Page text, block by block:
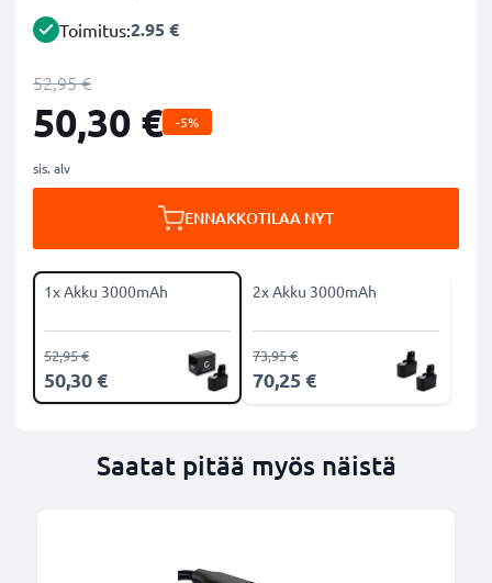
Toimitus:2.95 €
52,95 €
50,30 € -5%
sis. alv
ENNAKKOTILAA NYT
1x Akku 3000mAh
50,30 €
52,95 €
2x Akku 3000mAh
70,25 €
73,95 €
Saatat pitää myös näistä